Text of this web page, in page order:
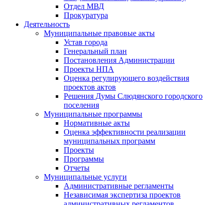
Отдел МВД
Прокуратура
Деятельность
Муниципальные правовые акты
Устав города
Генеральный план
Постановления Администрации
Проекты НПА
Оценка регулирующего воздействия
проектов актов
Решения Думы Слюдянского городского
поселения
Муниципальные программы
Нормативные акты
Оценка эффективности реализации
муниципальных программ
Проекты
Программы
Отчеты
Муниципальные услуги
Административные регламенты
Независимая экспертиза проектов